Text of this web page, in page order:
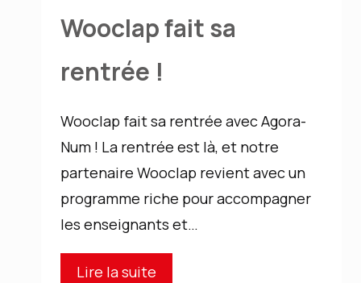
Wooclap fait sa
rentrée !
Wooclap fait sa rentrée avec Agora-
Num ! La rentrée est là, et notre
partenaire Wooclap revient avec un
programme riche pour accompagner
les enseignants et…
Lire la suite